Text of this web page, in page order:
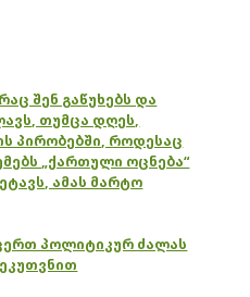
შენ გაწუხებს და
თუმცა დღეს,
პირობებში, როდესაც
„ქართული ოცნება“
ამას მარტო
პოლიტიკურ ძალას